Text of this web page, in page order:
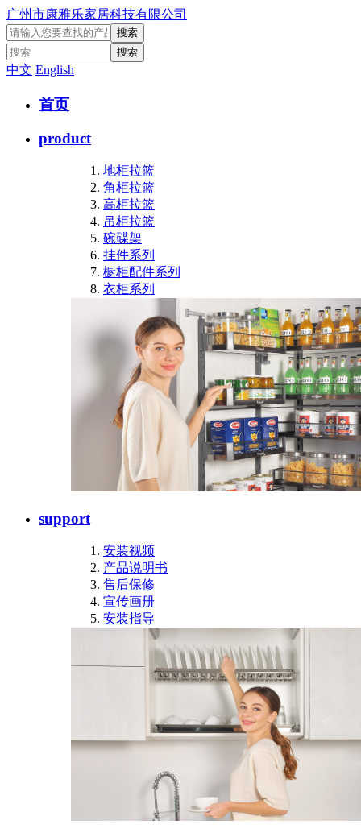
广州市康雅乐家居科技有限公司
中文 English
首页
product
地柜拉篮
角柜拉篮
高柜拉篮
吊柜拉篮
碗碟架
挂件系列
橱柜配件系列
衣柜系列
support
安装视频
产品说明书
售后保修
宣传画册
安装指导